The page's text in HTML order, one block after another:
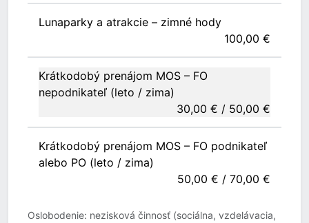
Lunaparky a atrakcie – zimné hody
100,00 €
Krátkodobý prenájom MOS – FO
nepodnikateľ (leto / zima)
30,00 € / 50,00 €
Krátkodobý prenájom MOS – FO podnikateľ
alebo PO (leto / zima)
50,00 € / 70,00 €
Oslobodenie: nezisková činnosť (sociálna, vzdelávacia,